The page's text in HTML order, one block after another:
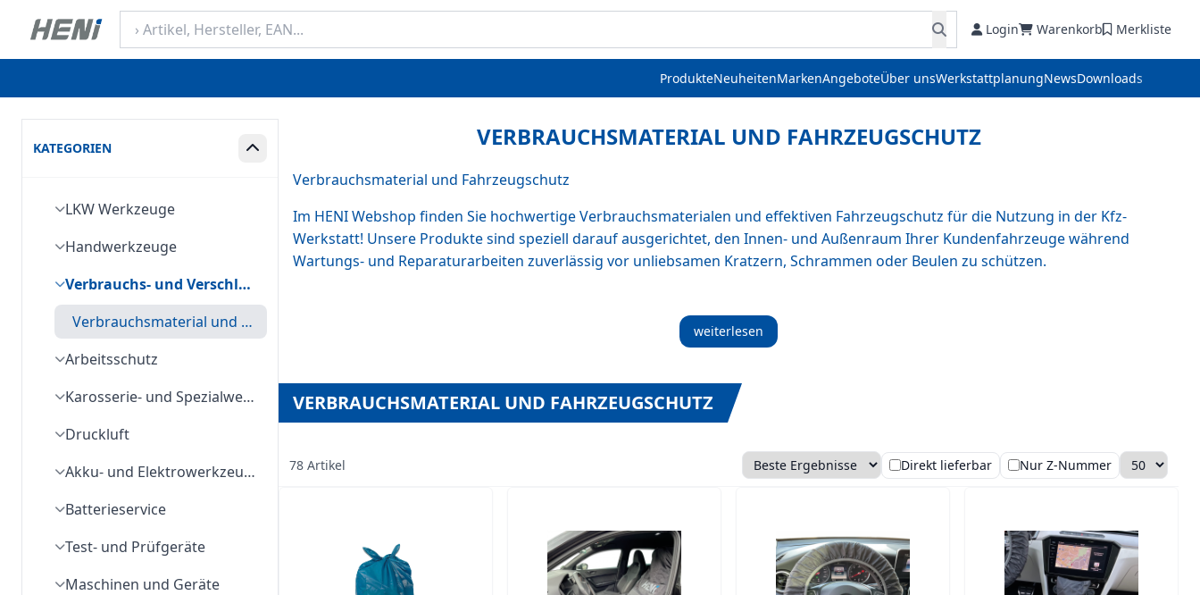
Login Warenkorb Merkliste
ProdukteNeuheitenMarkenAngeboteÜber unsWerkstattplanungNewsDownloads
KATEGORIEN Box ein-/ausklappen
LKW Werkzeuge
Handwerkzeuge
Verbrauchs- und Verschleißmaterial
Verbrauchsmaterial und Fahrzeugschutz
Arbeitsschutz
Karosserie- und Spezialwerkzeuge
Druckluft
Akku- und Elektrowerkzeuge
Batterieservice
Test- und Prüfgeräte
Maschinen und Geräte
VERBRAUCHSMATERIAL UND FAHRZEUGSCHUTZ
Verbrauchsmaterial und Fahrzeugschutz
Im HENI Webshop finden Sie hochwertige Verbrauchsmaterialen und effektiven Fahrzeugschutz für die Nutzung in der Kfz-
Werkstatt! Unsere Produkte sind speziell darauf ausgerichtet, den Innen- und Außenraum Ihrer Kundenfahrzeuge während
Wartungs- und Reparaturarbeiten zuverlässig vor unliebsamen Kratzern, Schrammen oder Beulen zu schützen.
weiterlesen
VERBRAUCHSMATERIAL UND FAHRZEUGSCHUTZ
78 Artikel Sortierung Direkt lieferbar Nur Z-Nummer
Anzahl pro Seite